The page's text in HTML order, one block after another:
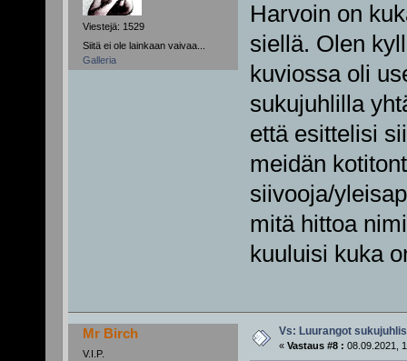
Viestejä: 1529
Siitä ei ole lainkaan vaivaa...
Galleria
Harvoin on
siellä. Olen
kuviossa oli
sukujuhlilla
että esittelisi
meidän
siivooja/
mitä hittoa
kuuluisi kuka
Mr Birch
V.I.P.
Vs: Luurangot
« Vastaus #8 : 08.09.2021,